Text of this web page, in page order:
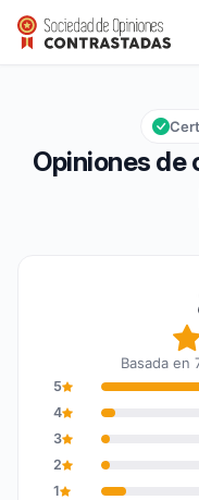
mon qamis homme
Calificación global: 8,9
8,9/10
Opiniones de
Basada en
5
4
3
2
1